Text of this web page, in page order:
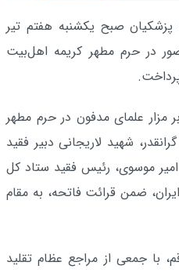
صبح یکشنبه هفتم تیر
حضور در حرم مطهر کریمه اهل‌بیت
علمای مدفون در حرم مطهر
شهید لاریجانی دبیر فقید
موسوی، رئیس فقید ستاد کل
ضمن قرائت فاتحه، به مقام
با جمعی از مراجع عظام تقلید